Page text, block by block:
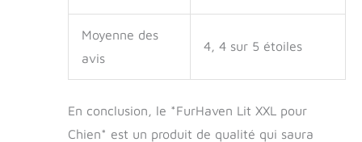
Moyenne des
avis
4, 4 sur 5 étoiles
En conclusion, le *FurHaven Lit XXL pour
Chien* est un produit de qualité qui saura